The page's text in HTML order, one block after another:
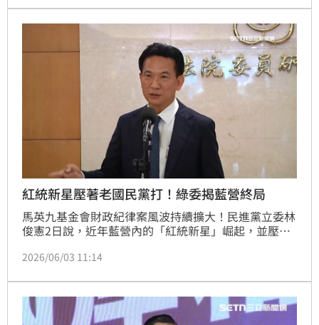
紅統新星壓著老國民黨打！綠委揭藍營終局
馬英九基金會財政紀律案風波持續擴大！民進黨立委林
俊憲2日說，近年藍營內的「紅統新星」崛起，並壓著
國民黨」反撲的最後機會；他也直言，明明國民黨應該
在對國民黨的佈局就在最後一步：接管。
2026/06/03 11:14